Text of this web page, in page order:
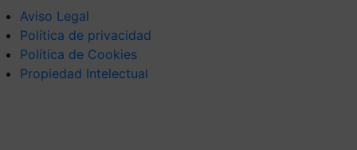
Aviso Legal
Política de privacidad
Política de Cookies
Propiedad Intelectual